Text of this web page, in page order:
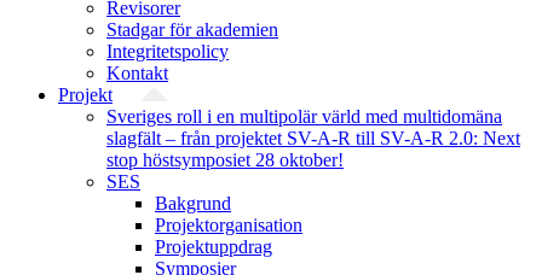
Revisorer
Stadgar för akademien
Integritetspolicy
Kontakt
Projekt
Sveriges roll i en multipolär värld med multidomäna
slagfält – från projektet SV-A-R till SV-A-R 2.0: Next
stop höstsymposiet 28 oktober!
SES
Bakgrund
Projekt­organisation
Projektuppdrag
Symposier